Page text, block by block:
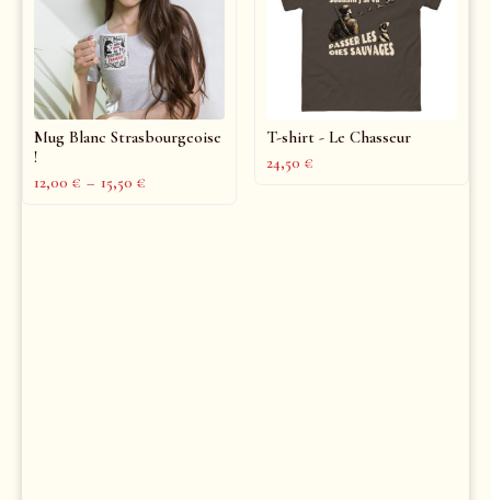
Mug Blanc Strasbourgeoise
!
12,00 € – 15,50 €
T-shirt - Le Chasseur
24,50 €